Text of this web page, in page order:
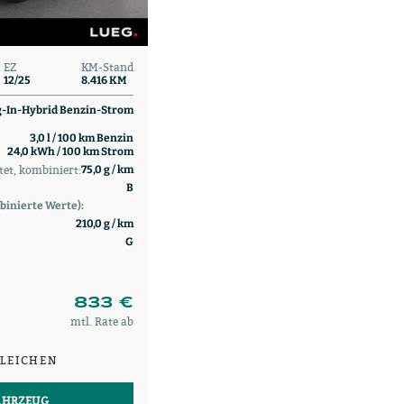
EZ
12/25
KM-Stand
8.416 KM
In-Hybrid Benzin-Strom
3,0 l / 100 km Benzin
24,0 kWh / 100 km Strom
kombiniert:75,0 g / km
B
Werte):
210,0 g / km
G
833 €
mtl. Rate ab